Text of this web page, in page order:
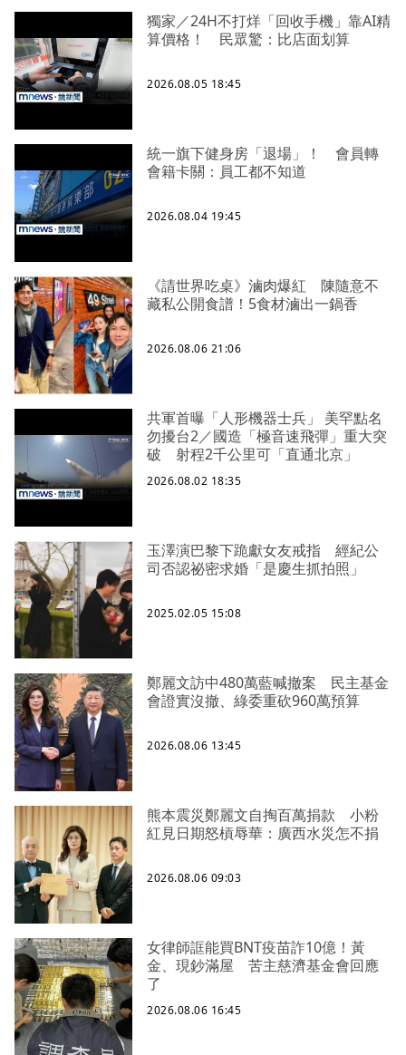
獨家／24H不打烊「回收手機」靠AI精
算價格！ 民眾驚：比店面划算
2026.08.05 18:45
統一旗下健身房「退場」！ 會員轉
會籍卡關：員工都不知道
2026.08.04 19:45
《請世界吃桌》滷肉爆紅 陳隨意不
藏私公開食譜！5食材滷出一鍋香
2026.08.06 21:06
共軍首曝「人形機器士兵」 美罕點名
勿擾台2／國造「極音速飛彈」重大突
破 射程2千公里可「直通北京」
2026.08.02 18:35
玉澤演巴黎下跪獻女友戒指 經紀公
司否認祕密求婚「是慶生抓拍照」
2025.02.05 15:08
鄭麗文訪中480萬藍喊撤案 民主基金
會證實沒撤、綠委重砍960萬預算
2026.08.06 13:45
熊本震災鄭麗文自掏百萬捐款 小粉
紅見日期怒槓辱華：廣西水災怎不捐
2026.08.06 09:03
女律師誆能買BNT疫苗詐10億！黃
金、現鈔滿屋 苦主慈濟基金會回應
了
2026.08.06 16:45